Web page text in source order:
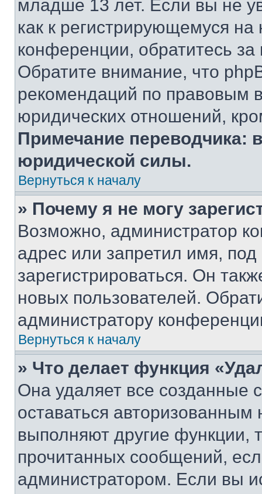
младше 13 лет. Если вы не
как к регистрирующемуся
конференции, обратитесь
Обратите внимание, что
рекомендаций по правовым
юридических отношений,
Примечание переводчика:
юридической силы.
Вернуться к началу
» Почему я не могу
Возможно, администратор
адрес или запретил имя,
зарегистрироваться. Он
новых пользователей.
администратору
Вернуться к началу
» Что делает функция
Она удаляет все созданные
оставаться
выполняют другие функции,
прочитанных сообщений,
администратором. Если вы